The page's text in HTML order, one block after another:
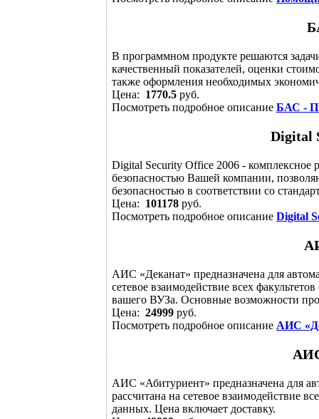
В программном продукте решаются
качественный показателей, оценки
также оформления необходимых
Цена: 1770.5 руб.
Посмотреть подробное описание БАС -
Digital
Digital Security Office 2006 -
безопасностью Вашей компании,
безопасностью в соответствии со
Цена: 101178 руб.
Посмотреть подробное описание Digital
АИС «Деканат» предназначена для
сетевое взаимодействие всех
вашего ВУЗа. Основные возможности
Цена: 24999 руб.
Посмотреть подробное описание АИС
АИС «Абитуриент» предназначена для
рассчитана на сетевое взаимодействие
данных. Цена включает доставку.